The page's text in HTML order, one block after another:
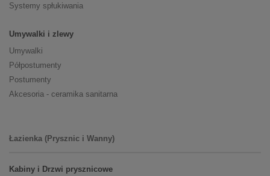
Systemy spłukiwania
Umywalki i zlewy
Umywalki
Półpostumenty
Postumenty
Akcesoria - ceramika sanitarna
Łazienka (Prysznic i Wanny)
Kabiny i Drzwi prysznicowe